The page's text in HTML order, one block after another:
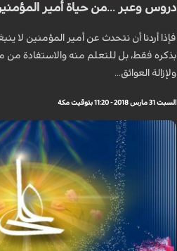
دروس وعبر ...من حياة أمير
فإذا أردنا أن نتحدث عن أمير المؤمنين لا
بذكره فقط، بل للتعلم منه والاستفادة
ولإزالة العوائق...
السبت 31 مارس 2018 - 11:20 بتوقيت مكة